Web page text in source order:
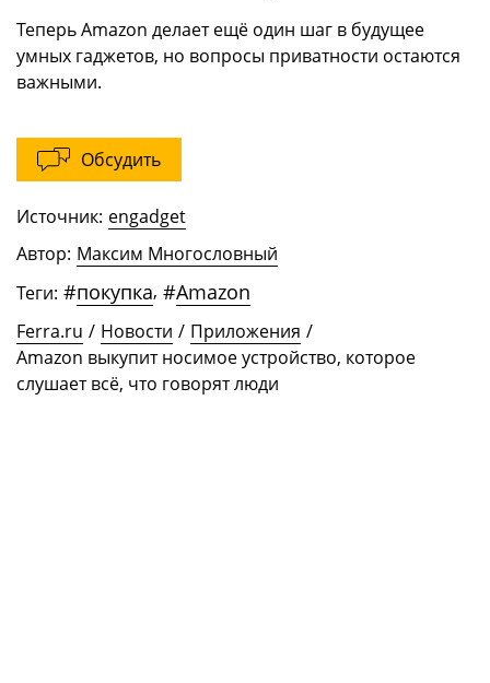
Теперь Amazon делает ещё один шаг в будущее
умных гаджетов, но вопросы приватности остаются
важными.
Обсудить
Источник: engadget
Автор: Максим Многословный
Теги: #покупка, #Amazon
Ferra.ru / Новости / Приложения /
Amazon выкупит носимое устройство, которое
слушает всё, что говорят люди